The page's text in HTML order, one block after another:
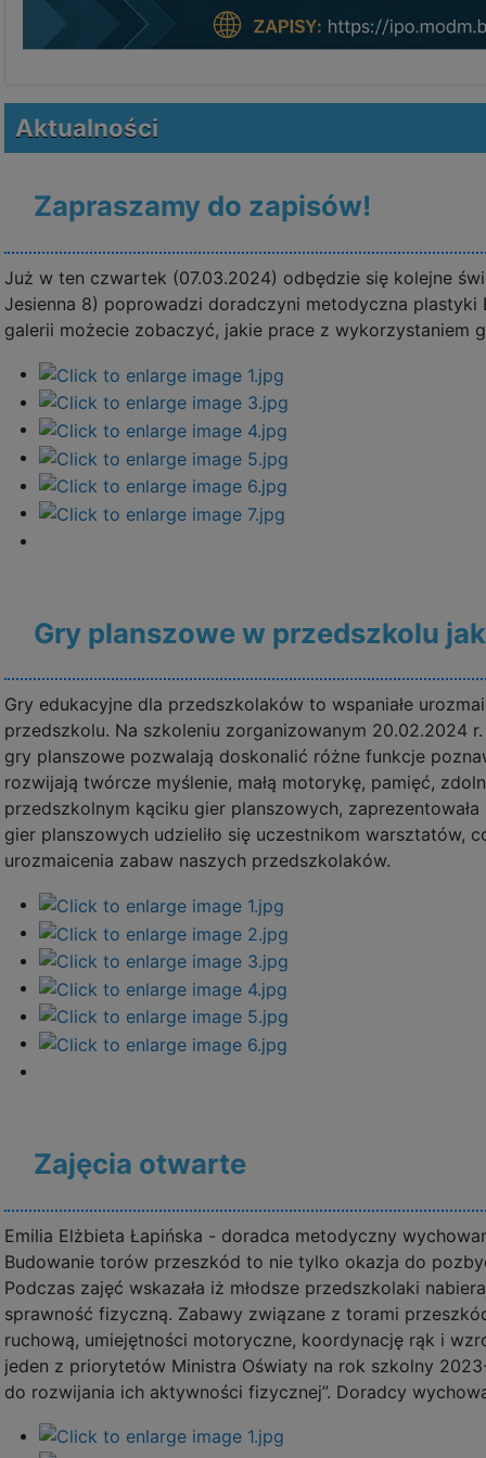
Aktualności
Zapraszamy do zapisów!
Już w ten czwartek (07.03.2024) odbędzie się kolejne
Jesienna 8) poprowadzi doradczyni metodyczna plastyki
galerii możecie zobaczyć, jakie prace z wykorzystaniem
Gry planszowe w przedszkolu
Gry edukacyjne dla przedszkolaków to wspaniałe
przedszkolu. Na szkoleniu zorganizowanym 20.02.2024
gry planszowe pozwalają doskonalić różne funkcje
rozwijają twórcze myślenie, małą motorykę, pamięć,
przedszkolnym kąciku gier planszowych,
gier planszowych udzieliło się uczestnikom warsztatów,
urozmaicenia zabaw naszych przedszkolaków.
Zajęcia otwarte
Emilia Elżbieta Łapińska - doradca metodyczny
Budowanie torów przeszkód to nie tylko okazja do
Podczas zajęć wskazała iż młodsze przedszkolaki
sprawność fizyczną. Zabawy związane z torami
ruchową, umiejętności motoryczne, koordynację rąk i
jeden z priorytetów Ministra Oświaty na rok szkolny
do rozwijania ich aktywności fizycznej”. Doradcy